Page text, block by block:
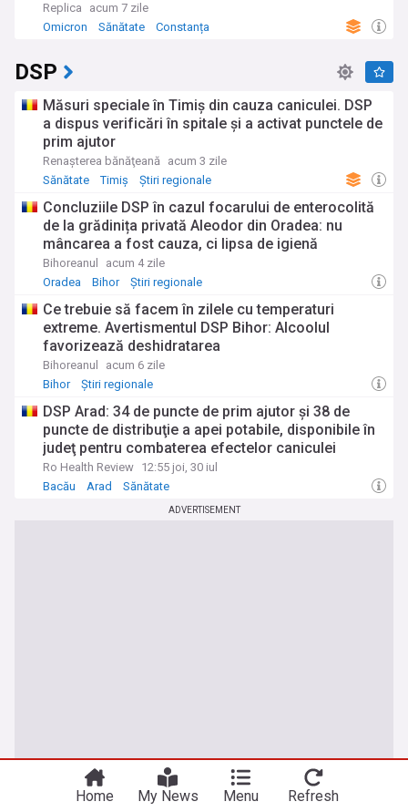
Replica
acum 7 zile
Omicron
Sănătate Constanța
DSP
Măsuri speciale în Timiș din cauza caniculei. DSP
a dispus verificări în spitale și a activat punctele de
prim ajutor
Renaşterea bănăţeană acum 3 zile
Sănătate
Timiș Știri regionale
Concluziile DSP în cazul focarului de enterocolită
de la grădinița privată Aleodor din Oradea: nu
mâncarea a fost cauza, ci lipsa de igienă
Bihoreanul
acum 4 zile
Oradea
Bihor Știri regionale
Ce trebuie să facem în zilele cu temperaturi
extreme. Avertismentul DSP Bihor: Alcoolul
favorizează deshidratarea
Bihoreanul
acum 6 zile
Bihor
Știri regionale
DSP Arad: 34 de puncte de prim ajutor şi 38 de
puncte de distribuţie a apei potabile, disponibile în
judeţ pentru combaterea efectelor caniculei
Ro Health Review 12:55 joi, 30 iul
Bacău
Arad Sănătate
ADVERTISEMENT
Home My News Menu Refresh